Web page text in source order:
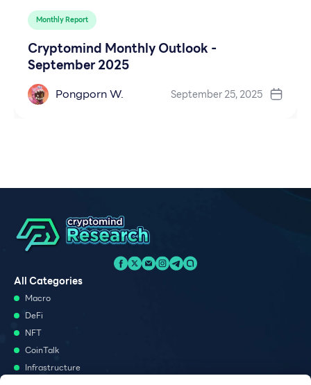
Monthly Report
Cryptomind Monthly Outlook -
September 2025
Pongporn W. September 25, 2025
All Categories
Macro
DeFi
NFT
CoinTalk
Infrastructure